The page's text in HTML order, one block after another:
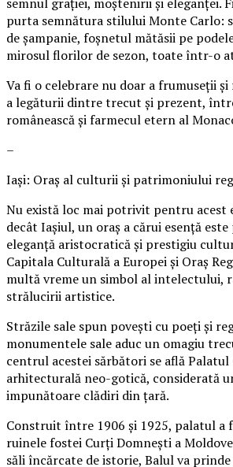
purta semnătura stilului Monte Carlo:
de șampanie, foșnetul mătăsii pe
mirosul florilor de sezon, toate într-o
Va fi o celebrare nu doar a frumuseții
a legăturii dintre trecut și prezent,
românească și farmecul etern al
–
Iași: Oraș al culturii și patrimoniului
Nu există loc mai potrivit pentru acest
decât Iașiul, un oraș a cărui esență
eleganță aristocratică și prestigiu
Capitala Culturală a Europei și Oraș
multă vreme un simbol al intelectului,
strălucirii artistice.
Străzile sale spun povești cu poeți și
monumentele sale aduc un omagiu
centrul acestei sărbători se află
arhitecturală neo-gotică, considerată
impunătoare clădiri din țară.
Construit între 1906 și 1925, palatul a
ruinele fostei Curți Domnești a
săli încărcate de istorie, Balul va